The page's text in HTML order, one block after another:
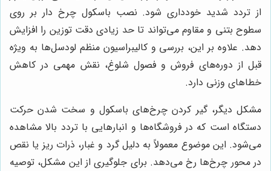
از تردد شدید خودداری شود. نصب باسکول چرخ دار بر روی
سطوح بتنی و مقاوم می‌تواند تا حد زیادی دقت توزین را افزایش
دهد. علاوه بر این، بررسی و کالیبراسیون منظم لودسل‌ها به ویژه
قبل از دوره‌های فروش و فصول شلوغ، نقش مهمی در کاهش
خطاهای وزنی دارد.
مشکل دیگر، گیر کردن چرخ‌های باسکول و سخت شدن حرکت
دستگاه است که در فروشگاه‌ها و انبارهایی با تردد بالا مشاهده
می‌شود. این موضوع معمولاً به دلیل گرد و غبار، ذرات ریز یا نقص
در محور چرخ‌ها رخ می‌دهد. برای جلوگیری از این مشکل، توصیه